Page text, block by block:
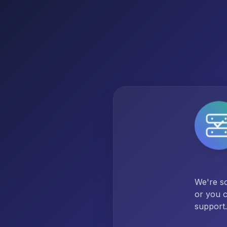
We're
or you
support.